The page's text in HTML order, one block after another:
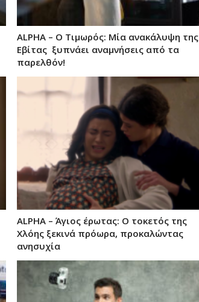
ALPHA – Ο Τιμωρός: Μία ανακάλυψη της
Εβίτας ξυπνάει αναμνήσεις από τα
παρελθόν!
ALPHA – Άγιος έρωτας: Ο τοκετός της
Χλόης ξεκινά πρόωρα, προκαλώντας
ανησυχία